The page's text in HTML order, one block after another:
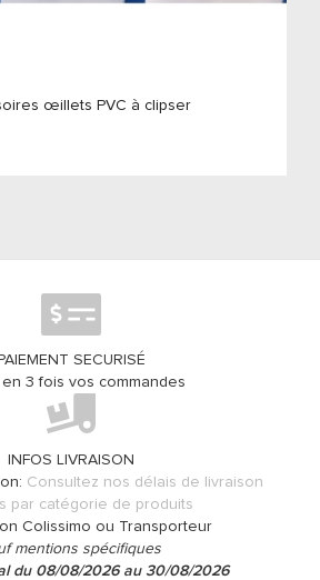
œillets PVC à clipser
PAIEMENT SECURISÉ
en 3 fois vos commandes
INFOS LIVRAISON
Consultez nos délais de livraison
par catégorie de produits
Colissimo ou Transporteur
mentions spécifiques
du 08/08/2026 au 30/08/2026